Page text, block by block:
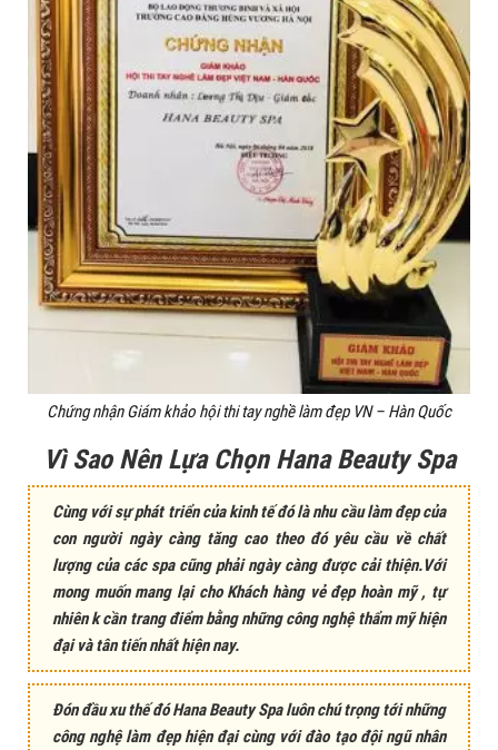
Chứng nhận Giám khảo hội thi tay nghề làm đẹp VN – Hàn Quốc
Vì Sao Nên Lựa Chọn Hana Beauty Spa
Cùng với sự phát triển của kinh tế đó là nhu cầu làm đẹp của
con người ngày càng tăng cao theo đó yêu cầu về chất
lượng của các spa cũng phải ngày càng được cải thiện.Với
mong muốn mang lại cho Khách hàng vẻ đẹp hoàn mỹ , tự
nhiên k cần trang điểm bằng những công nghệ thẩm mỹ hiện
đại và tân tiến nhất hiện nay.
Đón đầu xu thế đó Hana Beauty Spa luôn chú trọng tới những
công nghệ làm đẹp hiện đại cùng với đào tạo đội ngũ nhân